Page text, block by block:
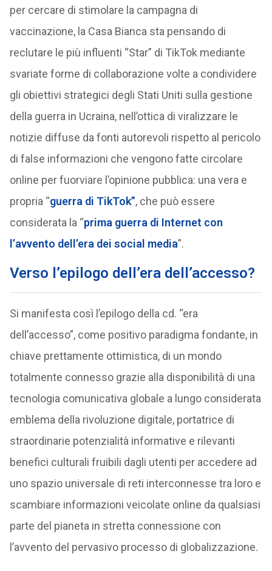
per cercare di stimolare la campagna di
vaccinazione, la Casa Bianca sta pensando di
reclutare le più influenti “Star” di TikTok mediante
svariate forme di collaborazione volte a condividere
gli obiettivi strategici degli Stati Uniti sulla gestione
della guerra in Ucraina, nell’ottica di viralizzare le
notizie diffuse da fonti autorevoli rispetto al pericolo
di false informazioni che vengono fatte circolare
online per fuorviare l’opinione pubblica: una vera e
propria “guerra di TikTok”, che può essere
considerata la “prima guerra di Internet con
l’avvento dell’era dei social media”.
Verso l’epilogo dell’era dell’accesso?
Si manifesta così l’epilogo della cd. “era
dell’accesso”, come positivo paradigma fondante, in
chiave prettamente ottimistica, di un mondo
totalmente connesso grazie alla disponibilità di una
tecnologia comunicativa globale a lungo considerata
emblema della rivoluzione digitale, portatrice di
straordinarie potenzialità informative e rilevanti
benefici culturali fruibili dagli utenti per accedere ad
uno spazio universale di reti interconnesse tra loro e
scambiare informazioni veicolate online da qualsiasi
parte del pianeta in stretta connessione con
l’avvento del pervasivo processo di globalizzazione.